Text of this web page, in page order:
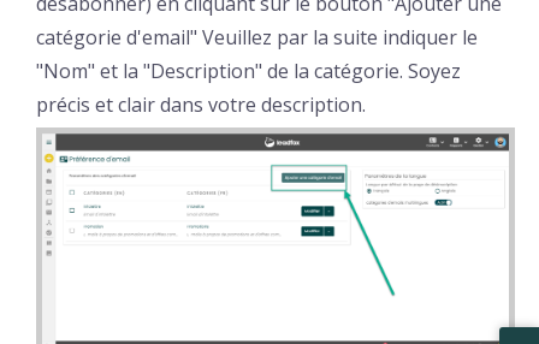
catégorie d'email" Veuillez par la suite indiquer le
"Nom" et la "Description" de la catégorie. Soyez
précis et clair dans votre description.